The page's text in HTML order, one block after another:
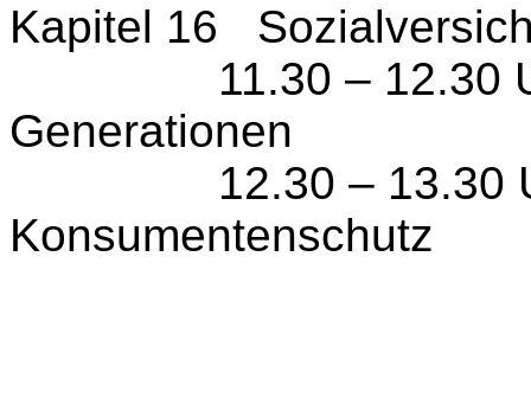
Kapitel 16
11.30 – 12.30
Generationen
12.30 –
Konsumentenschutz